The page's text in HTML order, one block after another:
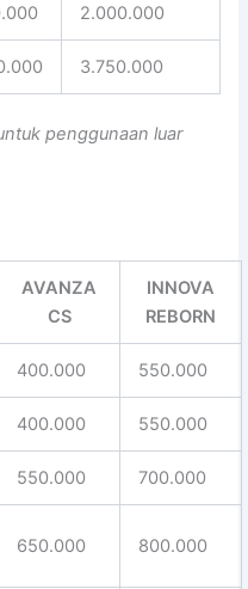
2.000.000
3.750.000
penggunaan luar
AVANZA
CS
INNOVA
REBORN
400.000 550.000
400.000 550.000
550.000 700.000
650.000 800.000